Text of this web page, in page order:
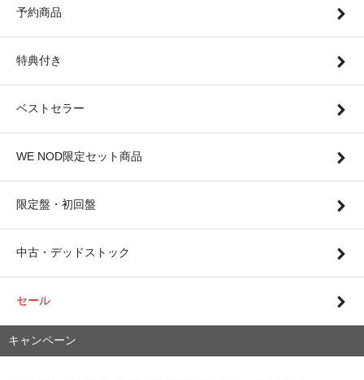
予約商品
特典付き
ベストセラー
WE NOD限定セット商品
限定盤・初回盤
中古・デッドストック
セール
キャンペーン